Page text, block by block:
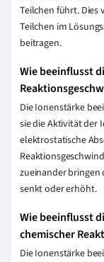
Teilchen führt. Dies
Teilchen im
beitragen.
Wie beeinflusst
Die Ionenstärke
sie die Aktivität der
elektrostatische
zueinander bringen
senkt oder erhöht.
Wie beeinflusst
chemischer
Die Ionenstärke